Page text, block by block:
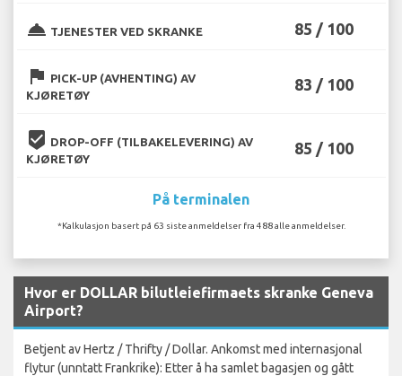
room_service TJENESTER VED SKRANKE 85 / 100
flag PICK-UP (AVHENTING) AV
KJØRETØY
83 / 100
beenhere DROP-OFF (TILBAKELEVERING) AV
KJØRETØY
85 / 100
På terminalen
*Kalkulasjon basert på 63 siste anmeldelser fra 488 alle anmeldelser.
Hvor er DOLLAR bilutleiefirmaets skranke Geneva
Airport?
Betjent av Hertz / Thrifty / Dollar. Ankomst med internasjonal
flytur (unntatt Frankrike): Etter å ha samlet bagasjen og gått